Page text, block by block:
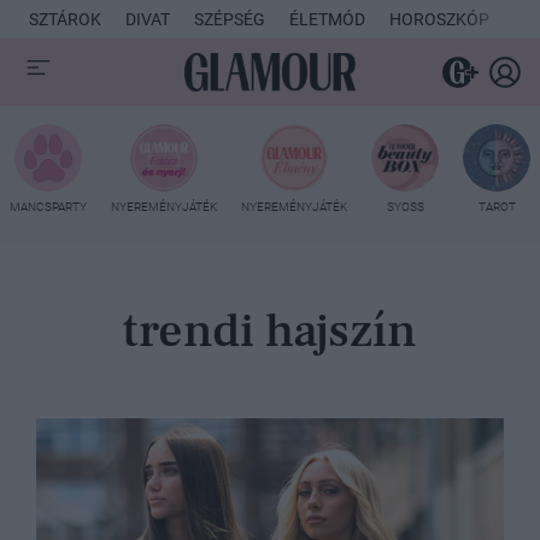
SZTÁROK DIVAT SZÉPSÉG ÉLETMÓD HOROSZKÓP
MANCSPARTY NYEREMÉNYJÁTÉK NYEREMÉNYJÁTÉK SYOSS TAROT
trendi hajszín